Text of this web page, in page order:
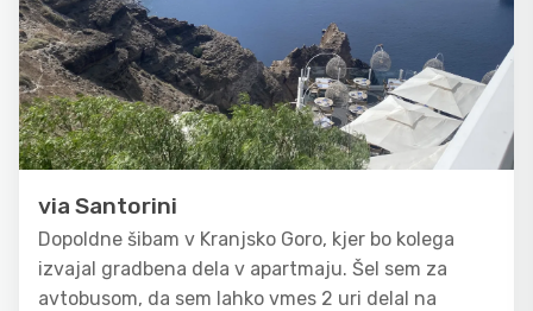
via Santorini
Dopoldne šibam v Kranjsko Goro, kjer bo kolega
izvajal gradbena dela v apartmaju. Šel sem za
avtobusom, da sem lahko vmes 2 uri delal na